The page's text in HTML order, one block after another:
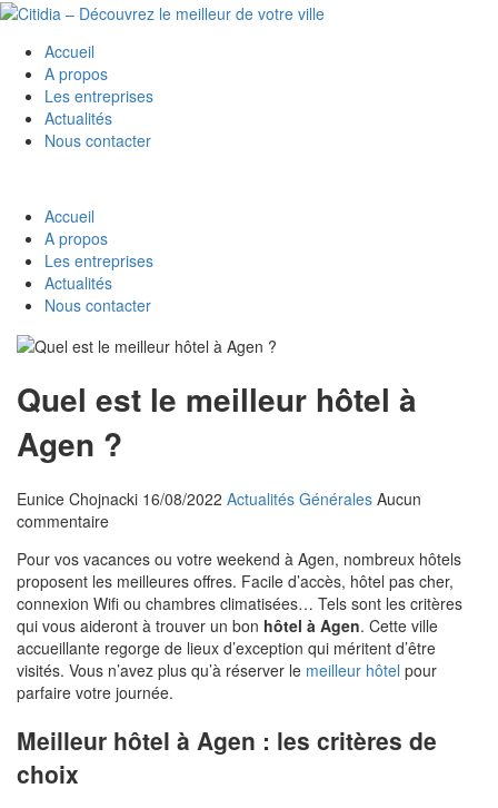
Accueil
A propos
Les entreprises
Actualités
Nous contacter
Accueil
A propos
Les entreprises
Actualités
Nous contacter
Quel est le meilleur hôtel à
Agen ?
Eunice Chojnacki 16/08/2022 Actualités Générales Aucun
commentaire
Pour vos vacances ou votre weekend à Agen, nombreux hôtels
proposent les meilleures offres. Facile d’accès, hôtel pas cher,
connexion Wifi ou chambres climatisées… Tels sont les critères
qui vous aideront à trouver un bon hôtel à Agen. Cette ville
accueillante regorge de lieux d’exception qui méritent d’être
visités. Vous n’avez plus qu’à réserver le meilleur hôtel pour
parfaire votre journée.
Meilleur hôtel à Agen : les critères de
choix